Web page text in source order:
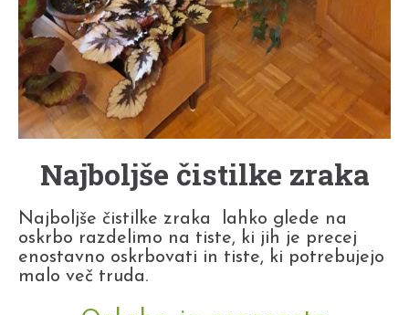
Najboljše čistilke zraka
Najboljše čistilke zraka lahko glede na
oskrbo razdelimo na tiste, ki jih je precej
enostavno oskrbovati in tiste, ki potrebujejo
malo več truda.